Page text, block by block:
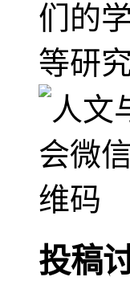
们的
等研
投稿